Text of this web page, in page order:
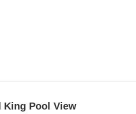
King Pool View